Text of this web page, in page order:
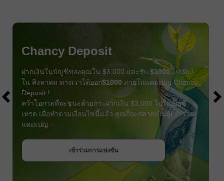
Chancy Deposit
ฝากเงินในบัญชีของคุณใน $3,000 และรับ $1000ไปเพิ่ม!
ใน สิงหาคม ทางเราได้ออก$1000 ภายในแคมเปญ Chancy
Deposit !
คว้าโอกาสที่จะชนะด้วยการฝากเงิน $3,000 ไปในบัญชี
เทรด เมื่อทำตามเงื่อนไขนี้แล้ว คุณก็จะกลายเป็นผู้เข้าร่วม
แคมเปญ
เข้าร่วมการแข่งขัน